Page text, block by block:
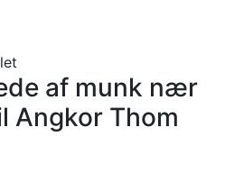
af munk nær
Angkor Thom